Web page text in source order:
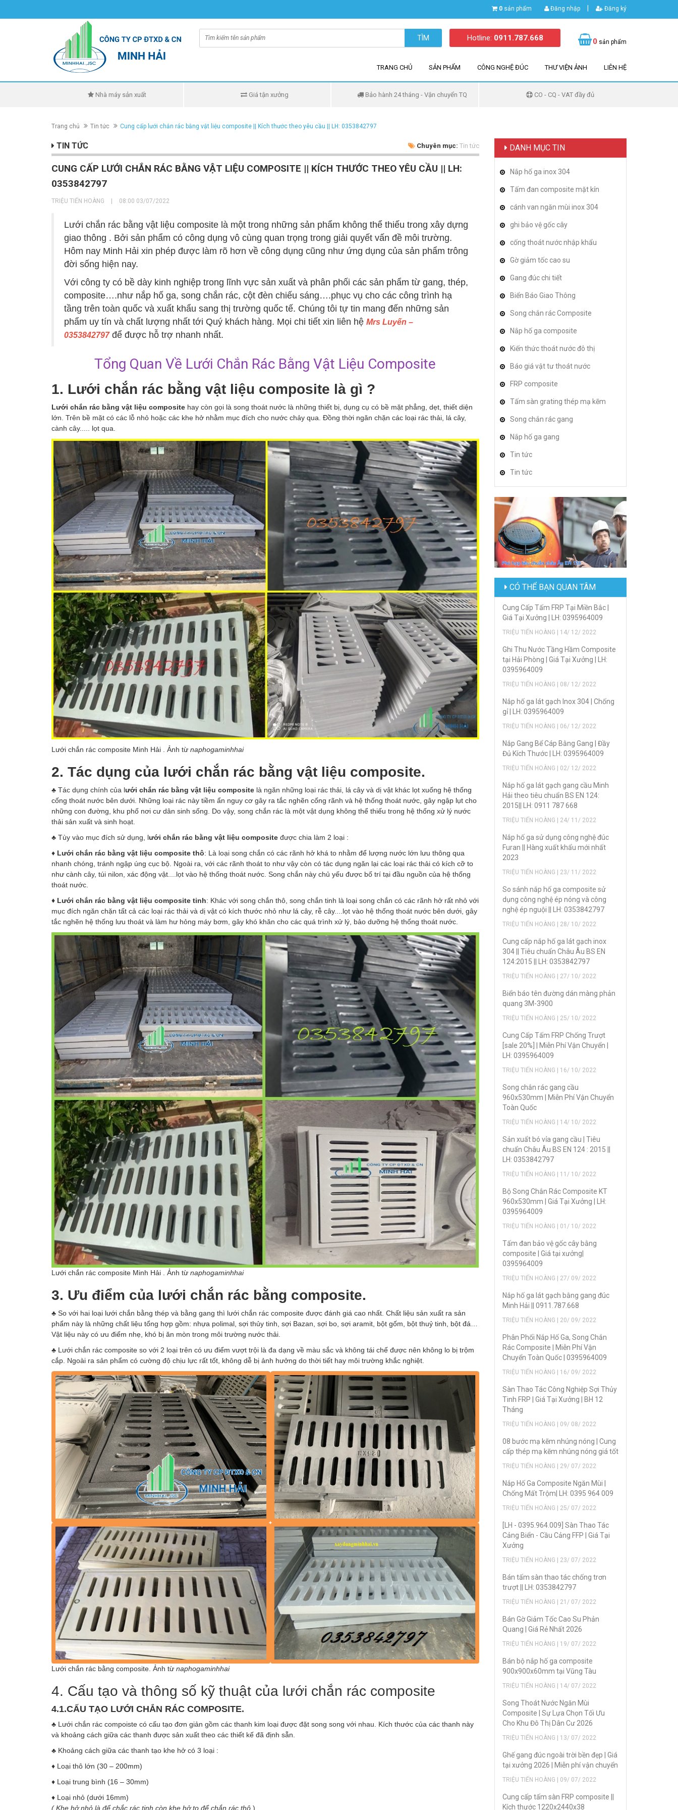
0 sản phẩm Đăng nhập Đăng ký
TÌM Hotline: 0911.787.668 0 sản phẩm
TRANG CHỦ SẢN PHẨM CÔNG NGHỆ ĐÚC THƯ VIỆN ẢNH LIÊN HỆ
Nhà máy sản xuất Giá tận xưởng Bảo hành 24 tháng - Vận chuyển TQ CO - CQ - VAT đầy đủ
Trang chủ Tin tức Cung cấp lưới chắn rác bằng vật liệu composite || Kích thước theo yêu cầu || LH: 0353842797
TIN TỨC Chuyên mục: Tin tức
CUNG CẤP LƯỚI CHẮN RÁC BẰNG VẬT LIỆU COMPOSITE || KÍCH THƯỚC THEO YÊU CẦU || LH:
0353842797
TRIỆU TIẾN HOÀNG 08:00 03/07/2022
Lưới chắn rác bằng vật liệu composite là một trong những sản phẩm không thể thiếu trong xây dựng
giao thông . Bởi sản phẩm có công dụng vô cùng quan trọng trong giải quyết vấn đề môi trường.
Hôm nay Minh Hải xin phép được làm rõ hơn về công dụng cũng như ứng dụng của sản phẩm trông
đời sống hiện nay.
Với công ty có bề dày kinh nghiệp trong lĩnh vực sản xuất và phân phối các sản phẩm từ gang, thép,
composite….như nắp hố ga, song chắn rác, cột đèn chiếu sáng….phục vụ cho các công trình hạ
tầng trên toàn quốc và xuất khẩu sang thị trường quốc tế. Chúng tôi tự tin mang đến những sản
phẩm uy tín và chất lượng nhất tới Quý khách hàng. Mọi chi tiết xin liên hệ Mrs Luyến –
0353842797để được hỗ trợ nhanh nhất.
Tổng Quan Về Lưới Chắn Rác Bằng Vật Liệu Composite
1. Lưới chắn rác bằng vật liệu composite là gì ?
Lưới chắn rác bằng vật liệu composite hay còn gọi là song thoát nước là những thiết bị, dụng cụ có bề mặt phẳng, dẹt, thiết diện
lớn. Trên bề mặt có các lỗ nhỏ hoặc các khe hở nhằm mục đích cho nước chảy qua. Đồng thời ngăn chặn các loại rác thải, lá cây,
cành cây..... lọt qua.
Lưới chắn rác composite Minh Hải . Ảnh từ naphogaminhhai
2. Tác dụng của lưới chắn rác bằng vật liệu composite.
♣ Tác dụng chính của lưới chắn rác bằng vật liệu composite là ngăn những loại rác thải, lá cây và dị vật khác lọt xuống hệ thống
cống thoát nước bên dưới. Những loại rác này tiềm ẩn nguy cơ gây ra tắc nghẽn cống rãnh và hệ thống thoát nước, gây ngập lụt cho
những con đường, khu phố nơi cư dân sinh sống. Do vậy, song chắn rác là một vật dụng không thể thiếu trong hệ thống xử lý nước
thải sản xuất và sinh hoạt.
♣ Tùy vào mục đích sử dụng, lưới chắn rác bằng vật liệu composite được chia làm 2 loại :
♦ Lưới chắn rác bằng vật liệu composite thô: Là loại song chắn có các rãnh hở khá to nhằm để lượng nước lớn lưu thông qua
nhanh chóng, tránh ngập úng cục bộ. Ngoài ra, với các rãnh thoát to như vậy còn có tác dụng ngăn lại các loại rác thải có kích cỡ to
như cành cây, túi nilon, xác động vật....lọt vào hệ thống thoát nước. Song chắn này chủ yếu được bố trí tại đầu nguồn của hệ thống
thoát nước.
♦ Lưới chắn rác bằng vật liệu composite tinh: Khác với song chắn thô, song chắn tinh là loại song chắn có các rãnh hở rất nhỏ với
mục đích ngăn chặn tất cả các loại rác thải và dị vật có kích thước nhỏ như lá cây, rễ cây....lọt vào hệ thống thoát nước bên dưới, gây
tắc nghẽn hệ thống lưu thoát và làm hư hỏng máy bơm, gây khó khăn cho các quá trình xử lý, bảo dưỡng hệ thống thoát nước.
Lưới chắn rác composite Minh Hải . Ảnh từ naphogaminhhai
3. Ưu điểm của lưới chắn rác bằng composite.
♣ So với hai loại lưới chắn bằng thép và bằng gang thì lưới chắn rác composite được đánh giá cao nhất. Chất liệu sản xuất ra sản
phẩm này là những chất liệu tổng hợp gồm: nhựa polimal, sợi thủy tinh, sợi Bazan, sợi bo, sợi aramit, bột gốm, bột thuỷ tinh, bột đá…
Vật liệu này có ưu điểm nhẹ, khó bị ăn mòn trong môi trường nước thải.
♣ Lưới chắn rác composite so với 2 loại trên có ưu điểm vượt trội là đa dạng về màu sắc và không tái chế được nên không lo bị trộm
cắp. Ngoài ra sản phẩm có cường độ chịu lực rất tốt, không dễ bị ảnh hưởng do thời tiết hay môi trường khắc nghiệt.
Lưới chắn rác bằng composite. Ảnh từ naphogaminhhai
4. Cấu tạo và thông số kỹ thuật của lưới chắn rác composite
4.1.CẤU TẠO LƯỚI CHẮN RÁC COMPOSITE.
♣ Lưới chắn rác compoiste có cấu tạo đơn giản gồm các thanh kim loại được đặt song song với nhau. Kích thước của các thanh này
và khoảng cách giữa các thanh được sản xuất theo các thiết kế đã định sẵn.
♣ Khoảng cách giữa các thanh tạo khe hở có 3 loại :
♦ Loại thô lớn (30 – 200mm)
♦ Loại trung bình (16 – 30mm)
♦ Loại nhỏ (dưới 16mm)
( Khe hở nhỏ là để chắc rác tinh còn khe hở to để chắn rác thô .)
DANH MỤC TIN
Nắp hố ga inox 304
Tấm đan composite mặt kín
cánh van ngăn mùi inox 304
ghi bảo vệ gốc cây
cống thoát nước nhập khẩu
Gờ giảm tốc cao su
Gang đúc chi tiết
Biển Báo Giao Thông
Song chắn rác Composite
Nắp hố ga composite
Kiến thức thoát nước đô thị
Báo giá vật tư thoát nước
FRP composite
Tấm sàn grating thép mạ kẽm
Song chắn rác gang
Nắp hố ga gang
Tin tức
Tin tức
CÓ THỂ BẠN QUAN TÂM
Cung Cấp Tấm FRP Tại Miền Bắc |
Giá Tại Xưởng | LH: 0395964009
TRIỆU TIẾN HOÀNG | 14/ 12/ 2022
Ghi Thu Nước Tầng Hầm Composite
tại Hải Phòng | Giá Tại Xưởng | LH:
0395964009
TRIỆU TIẾN HOÀNG | 08/ 12/ 2022
Nắp hố ga lát gạch Inox 304 | Chống
gỉ | LH: 0395964009
TRIỆU TIẾN HOÀNG | 06/ 12/ 2022
Nắp Gang Bể Cáp Bằng Gang | Đầy
Đủ Kích Thước | LH: 0395964009
TRIỆU TIẾN HOÀNG | 02/ 12/ 2022
Nắp hố ga lát gạch gang cầu Minh
Hải theo tiêu chuẩn BS EN 124:
2015|| LH: 0911 787 668
TRIỆU TIẾN HOÀNG | 24/ 11/ 2022
Nắp hố ga sử dụng công nghệ đúc
Furan || Hàng xuất khẩu mới nhất
2023
TRIỆU TIẾN HOÀNG | 23/ 11/ 2022
So sánh nắp hố ga composite sử
dụng công nghệ ép nóng và công
nghệ ép nguội || LH: 0353842797
TRIỆU TIẾN HOÀNG | 28/ 10/ 2022
Cung cấp nắp hố ga lát gạch inox
304 || Tiêu chuẩn Châu Âu BS EN
124:2015 || LH: 0353842797
TRIỆU TIẾN HOÀNG | 27/ 10/ 2022
Biển báo tên đường dán màng phản
quang 3M-3900
TRIỆU TIẾN HOÀNG | 25/ 10/ 2022
Cung Cấp Tấm FRP Chống Trượt
[sale 20%] | Miễn Phí Vận Chuyển |
LH: 0395964009
TRIỆU TIẾN HOÀNG | 16/ 10/ 2022
Song chắn rác gang cầu
960x530mm | Miễn Phí Vận Chuyển
Toàn Quốc
TRIỆU TIẾN HOÀNG | 14/ 10/ 2022
Sản xuẩt bó vỉa gang cầu | Tiêu
chuẩn Châu Âu BS EN 124 : 2015 ||
LH: 0353842797
TRIỆU TIẾN HOÀNG | 11/ 10/ 2022
Bộ Song Chắn Rác Composite KT
960x530mm | Giá Tại Xưởng | LH:
0395964009
TRIỆU TIẾN HOÀNG | 01/ 10/ 2022
Tấm đan bảo vệ gốc cây bằng
composite | Giá tại xưởng|
0395964009
TRIỆU TIẾN HOÀNG | 27/ 09/ 2022
Nắp hố ga lát gạch bằng gang đúc
Minh Hải || 0911.787.668
TRIỆU TIẾN HOÀNG | 20/ 09/ 2022
Phân Phối Nắp Hố Ga, Song Chắn
Rác Composite | Miễn Phí Vận
Chuyển Toàn Quốc | 0395964009
TRIỆU TIẾN HOÀNG | 16/ 09/ 2022
Sàn Thao Tác Công Nghiệp Sợi Thủy
Tinh FRP | Giá Tại Xưởng | BH 12
Tháng
TRIỆU TIẾN HOÀNG | 09/ 08/ 2022
08 bước mạ kẽm nhúng nóng | Cung
cấp thép mạ kẽm nhúng nóng giá tốt
TRIỆU TIẾN HOÀNG | 29/ 07/ 2022
Nắp Hố Ga Composite Ngăn Mùi |
Chống Mất Trộm| LH: 0395 964 009
TRIỆU TIẾN HOÀNG | 25/ 07/ 2022
[LH - 0395.964.009] Sàn Thao Tác
Cảng Biển - Cầu Cảng FFP | Giá Tại
Xưởng
TRIỆU TIẾN HOÀNG | 23/ 07/ 2022
Bán tấm sàn thao tác chống trơn
trượt || LH: 0353842797
TRIỆU TIẾN HOÀNG | 21/ 07/ 2022
Bán Gờ Giảm Tốc Cao Su Phản
Quang | Giá Rẻ Nhất 2026
TRIỆU TIẾN HOÀNG | 19/ 07/ 2022
Bán bộ nắp hố ga composite
900x900x60mm tại Vũng Tàu
TRIỆU TIẾN HOÀNG | 14/ 07/ 2022
Song Thoát Nước Ngăn Mùi
Composite | Sự Lựa Chọn Tối Ưu
Cho Khu Đô Thị Dân Cư 2026
TRIỆU TIẾN HOÀNG | 13/ 07/ 2022
Ghế gang đúc ngoài trời bền đẹp | Giá
tại xưởng 2026 | Miễn phí vận chuyển
TRIỆU TIẾN HOÀNG | 09/ 07/ 2022
Cung cấp tấm sàn FRP composite ||
Kích thước 1220x2440x38